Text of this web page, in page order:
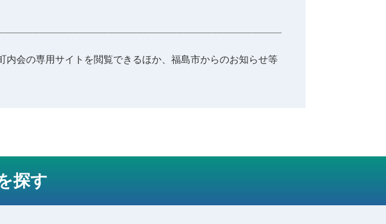
会の専用サイトを閲覧できるほか、福島市からのお知らせ等
探す